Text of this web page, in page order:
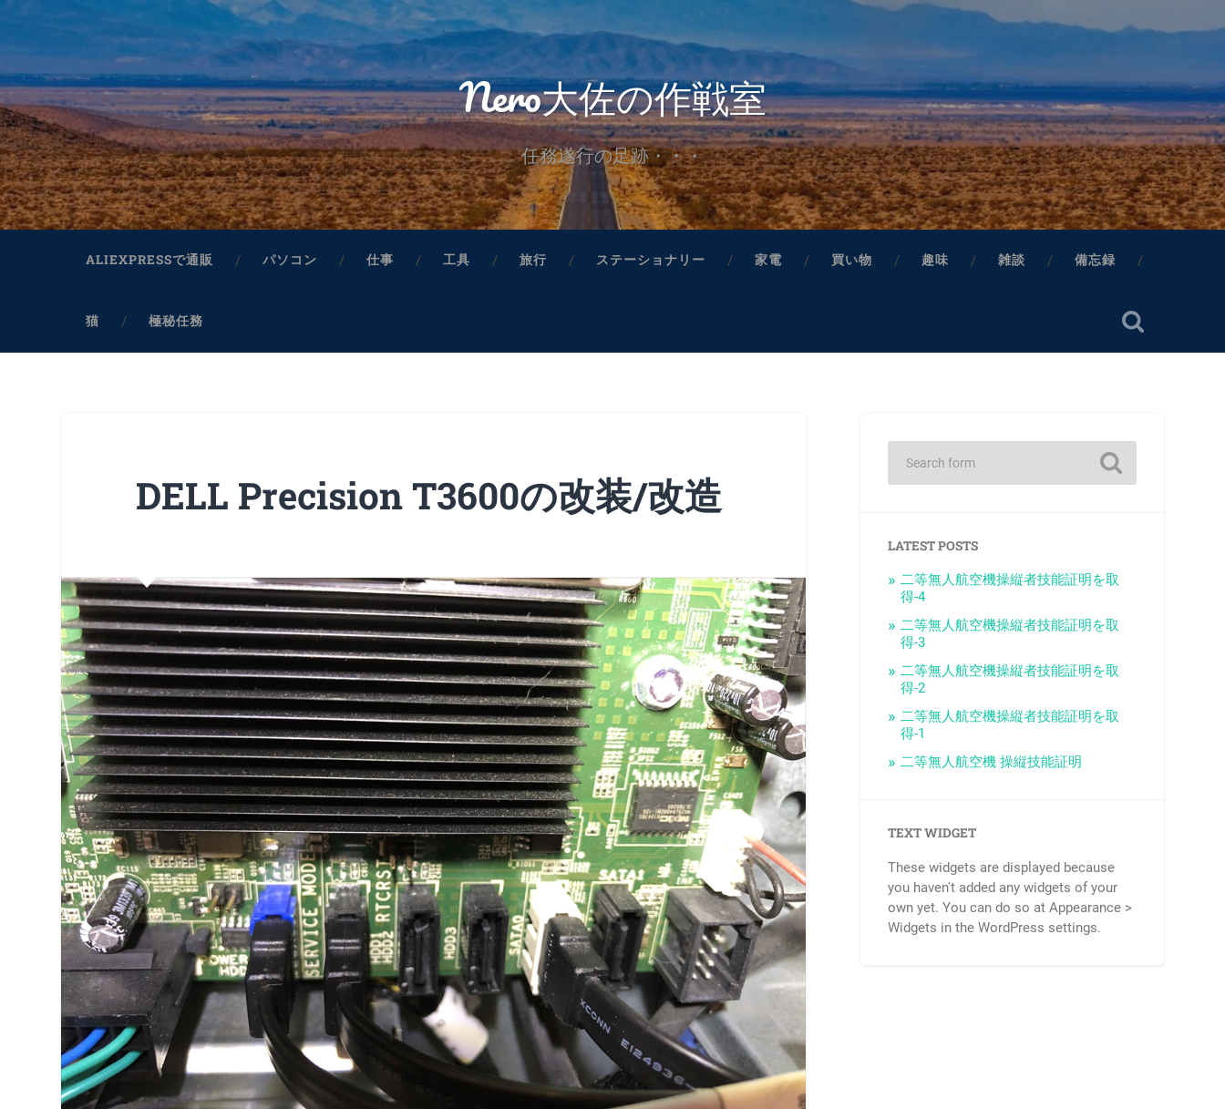
Nero大佐の作戦室
任務遂行の足跡・・・
ALIEXPRESSで通販 パソコン 仕事 工具 旅行 ステーショナリー 家電 買い物 趣味 雑談 備忘録
猫 極秘任務
DELL Precision T3600の改装/改造
LATEST POSTS
二等無人航空機操縦者技能証明を取
得-4
二等無人航空機操縦者技能証明を取
得-3
二等無人航空機操縦者技能証明を取
得-2
二等無人航空機操縦者技能証明を取
得-1
二等無人航空機 操縦技能証明
TEXT WIDGET
These widgets are displayed because
you haven't added any widgets of your
own yet. You can do so at Appearance >
Widgets in the WordPress settings.